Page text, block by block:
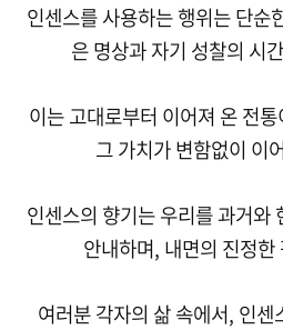
인센스를 사용하는 행위는 단순
은 명상과 자기 성찰의 시
이는 고대로부터 이어져 온 전
그 가치가 변함없이 이
인센스의 향기는 우리를 과거와
안내하며, 내면의 진정
여러분 각자의 삶 속에서, 인